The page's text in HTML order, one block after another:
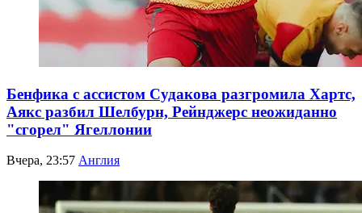
Бенфика с ассистом Судакова разгромила Хартс,
Аякс разбил Шелбурн, Рейнджерс неожиданно
"сгорел" Ягеллонии
Вчера, 23:57 Англия